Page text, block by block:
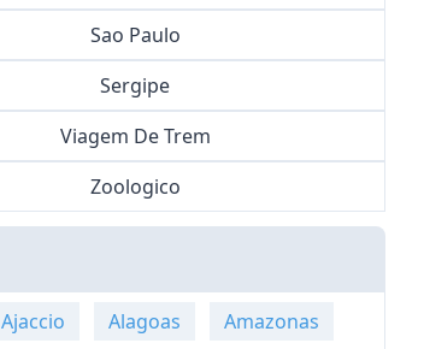
Sao Paulo
Sergipe
Viagem De Trem
Zoologico
Ajaccio Alagoas
Amazonas